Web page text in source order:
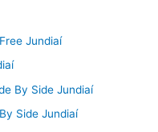
Jundiaí
By Side Jundiaí
Side Jundiaí